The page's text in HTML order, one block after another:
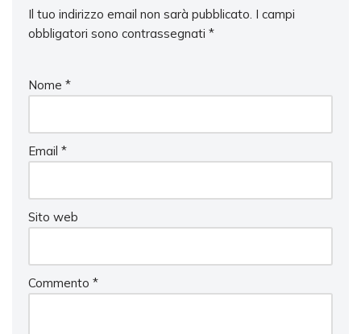
Il tuo indirizzo email non sarà pubblicato. I campi
obbligatori sono contrassegnati *
Nome *
Email *
Sito web
Commento *